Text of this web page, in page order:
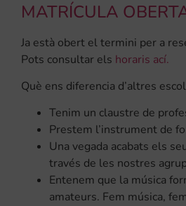
MATRÍCULA
Ja està obert el termini per a
Pots consultar els horaris ací.
Què ens diferencia d’altres
Tenim un claustre de
Prestem l’instrument de
Una vegada acabats els
través de les nostres
Entenem que la música
amateurs. Fem música,